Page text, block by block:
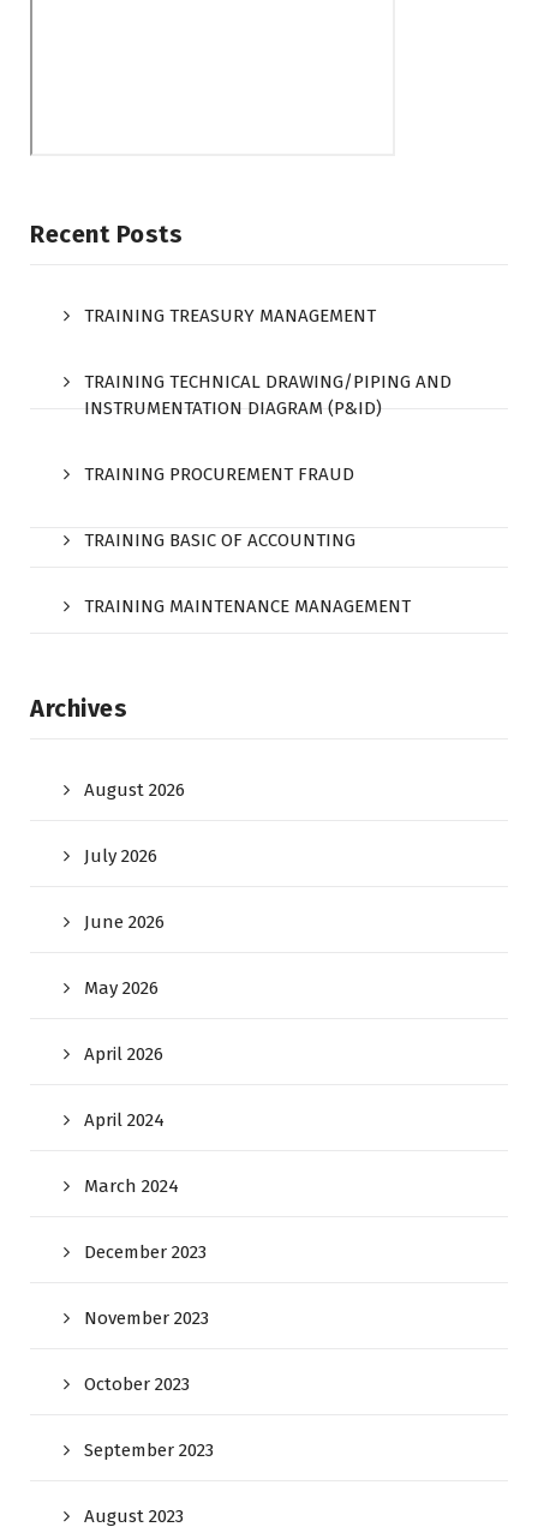
Recent Posts
TRAINING TREASURY MANAGEMENT
TRAINING TECHNICAL DRAWING/PIPING AND
INSTRUMENTATION DIAGRAM (P&ID)
TRAINING PROCUREMENT FRAUD
TRAINING BASIC OF ACCOUNTING
TRAINING MAINTENANCE MANAGEMENT
Archives
August 2026
July 2026
June 2026
May 2026
April 2026
April 2024
March 2024
December 2023
November 2023
October 2023
September 2023
August 2023